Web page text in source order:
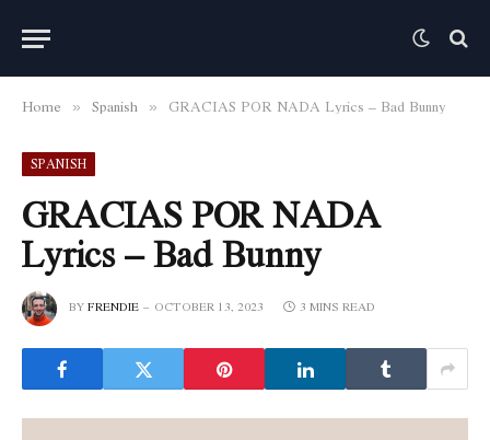
Home » Spanish » GRACIAS POR NADA Lyrics – Bad Bunny
SPANISH
GRACIAS POR NADA
Lyrics – Bad Bunny
BYFRENDIE OCTOBER 13, 2023 3 MINS READ